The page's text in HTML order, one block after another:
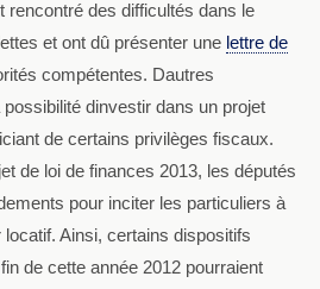
rencontré des difficultés dans le
et ont dû présenter une lettre de
compétentes. Dautres
dinvestir dans un projet
de certains privilèges fiscaux.
de loi de finances 2013, les députés
pour inciter les particuliers à
locatif. Ainsi, certains dispositifs
de cette année 2012 pourraient